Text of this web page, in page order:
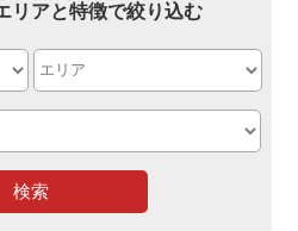
リアと特徴で絞り込む
検索